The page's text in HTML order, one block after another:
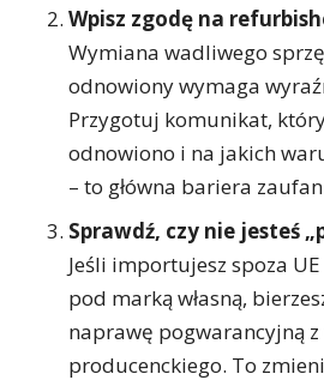
Wpisz zgodę na
Wymiana wadliwego
odnowiony wymaga
Przygotuj komunikat,
odnowiono i na jakich
– to główna bariera
Sprawdź, czy nie jesteś
Jeśli importujesz spoza
pod marką własną,
naprawę pogwarancyjną
producenckiego. To